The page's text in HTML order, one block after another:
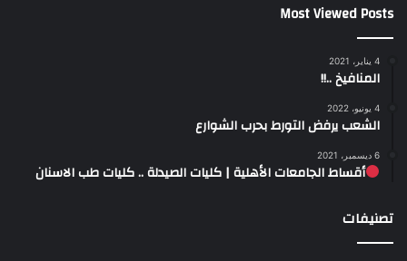
Most Viewed Posts
4 يناير، 2021
المنافيخ ..!!
4 يونيو، 2022
الشعب يرفض التورط بحرب الشوارع
6 ديسمبر، 2021
أقساط الجامعات الأهلية | كليات الصيدلة .. كليات طب الاسنان
تصنيفات